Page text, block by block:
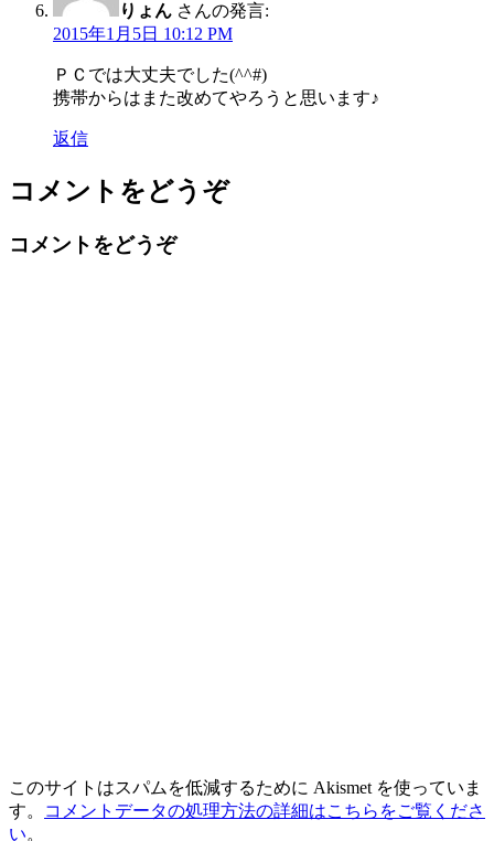
りょん さんの発言:
2015年1月5日 10:12 PM
ＰＣでは大丈夫でした(^^#)
携帯からはまた改めてやろうと思います♪
返信
コメントをどうぞ
コメントをどうぞ
このサイトはスパムを低減するために Akismet を使っていま
す。
コメントデータの処理方法の詳細はこちらをご覧くださ
い。